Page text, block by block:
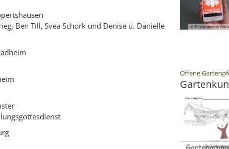
Ben Till, Svea Schork und Denise u. Danielle
© Pastoralraum
Offene
©